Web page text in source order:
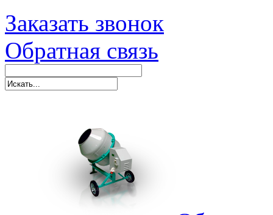
Заказать звонок
Обратная связь